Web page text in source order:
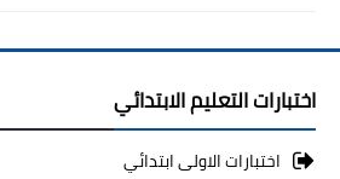
اختبارات التعليم الابتدائي
اختبارات الاولى ابتدائي